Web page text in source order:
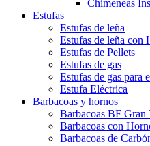
Chimeneas
Estufas
Estufas de leña
Estufas de leña con
Estufas de Pellets
Estufas de gas
Estufas de gas para
Estufa Eléctrica
Barbacoas y hornos
Barbacoas BF Gran
Barbacoas con
Barbacoas de